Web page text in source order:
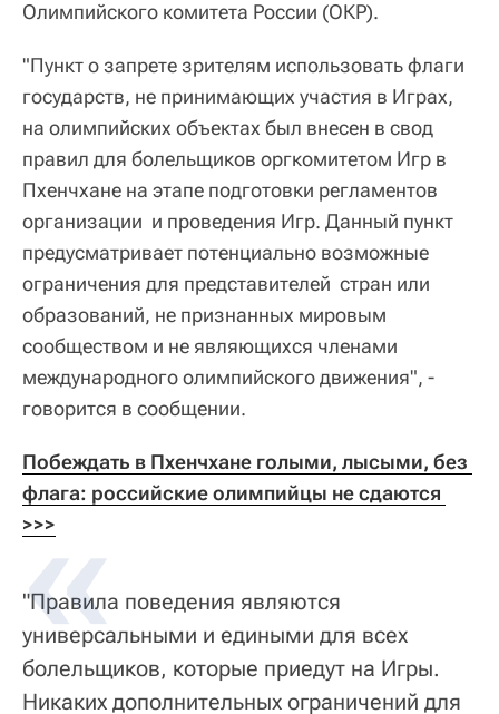
Олимпийского комитета России (ОКР).
"Пункт о запрете зрителям использовать флаги
государств, не принимающих участия в Играх,
на олимпийских объектах был внесен в свод
правил для болельщиков оргкомитетом Игр в
Пхенчхане на этапе подготовки регламентов
организации и проведения Игр. Данный пункт
предусматривает потенциально возможные
ограничения для представителей стран или
образований, не признанных мировым
сообществом и не являющихся членами
международного олимпийского движения", -
говорится в сообщении.
Побеждать в Пхенчхане голыми, лысыми, без
флага: российские олимпийцы не сдаются
>>>
"Правила поведения являются
универсальными и едиными для всех
болельщиков, которые приедут на Игры.
Никаких дополнительных ограничений для